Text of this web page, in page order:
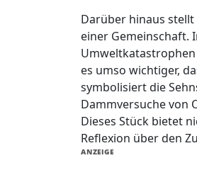
Darüber hinaus
einer Gemeinschaft.
es umso wichtiger,
symbolisiert die
Dammversuche von
Dieses Stück bietet
Reflexion über den
ANZEIGE